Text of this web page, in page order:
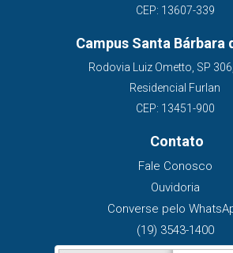
CEP: 13607-339
Campus Santa Bárbara
Rodovia Luiz Ometto, SP
Residencial Furlan
CEP: 13451-900
Contato
Fale Conosco
Ouvidoria
Converse pelo
(19) 3543-1400